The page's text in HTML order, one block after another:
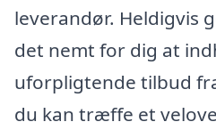
leverandør. Heldigvis
det nemt for dig at
uforpligtende tilbud
du kan træffe et